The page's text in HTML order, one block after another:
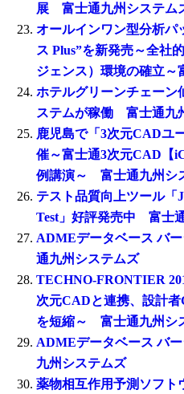
展 富士通九州システム
オールインワン型分析パ
ス Plus”を新発売～全社
ジェンス）環境の確立～
ホテルグリーンチェーン
ステムが稼働 富士通九
鹿児島で「3次元CADユ
催～富士通3次元CAD【
例講演～ 富士通九州シ
テスト品質向上ツール「
Test」好評発売中 富士
ADMEデータベース バ
通九州システムズ
TECHNO-FRONTIER
次元CADと連携、設計
を短縮～ 富士通九州シ
ADMEデータベース バ
九州システムズ
薬物相互作用予測ソフト